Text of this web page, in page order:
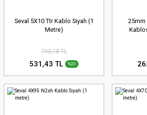
Seval 5X10 Ttr Kablo Siyah (1
Metre)
793,18 TL
531,43 TL %33
25mm